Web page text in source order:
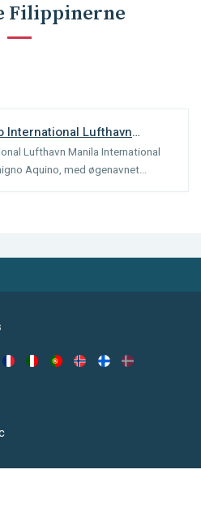
Filippinerne
International Lufthavn
Lufthavn Manila International
Aquino, med øgenavnet